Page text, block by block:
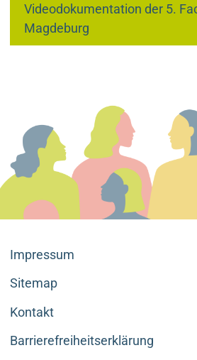
Videodokumentation der 5.
Magdeburg
Impressum
Sitemap
Kontakt
Barrierefreiheitserklärung